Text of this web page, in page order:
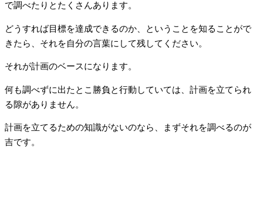
で調べたりとたくさんあります。
どうすれば目標を達成できるのか、ということを知ることがで
きたら、それを自分の言葉にして残してください。
それが計画のベースになります。
何も調べずに出たとこ勝負と行動していては、計画を立てられ
る隙がありません。
計画を立てるための知識がないのなら、まずそれを調べるのが
吉です。